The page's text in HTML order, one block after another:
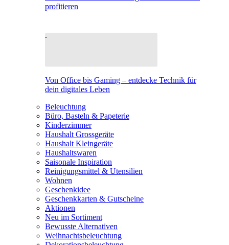
profitieren
Von Office bis Gaming – entdecke Technik für
dein digitales Leben
Beleuchtung
Büro, Basteln & Papeterie
Kinderzimmer
Haushalt Grossgeräte
Haushalt Kleingeräte
Haushaltswaren
Saisonale Inspiration
Reinigungsmittel & Utensilien
Wohnen
Geschenkidee
Geschenkkarten & Gutscheine
Aktionen
Neu im Sortiment
Bewusste Alternativen
Weihnachtsbeleuchtung